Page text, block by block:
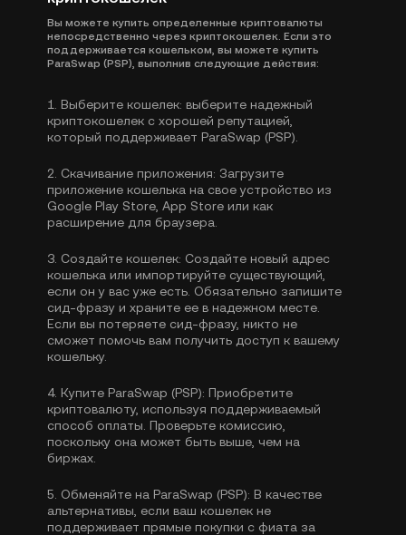
Вы можете купить определенные криптовалюты
непосредственно через криптокошелек. Если это
поддерживается кошельком, вы можете купить
ParaSwap (PSP), выполнив следующие действия:
1. Выберите кошелек: выберите надежный
криптокошелек с хорошей репутацией,
который поддерживает ParaSwap (PSP).
2. Скачивание приложения: Загрузите
приложение кошелька на свое устройство из
Google Play Store, App Store или как
расширение для браузера.
3. Создайте кошелек: Создайте новый адрес
кошелька или импортируйте существующий,
если он у вас уже есть. Обязательно запишите
сид-фразу и храните ее в надежном месте.
Если вы потеряете сид-фразу, никто не
сможет помочь вам получить доступ к вашему
кошельку.
4. Купите ParaSwap (PSP): Приобретите
криптовалюту, используя поддерживаемый
способ оплаты. Проверьте комиссию,
поскольку она может быть выше, чем на
биржах.
5. Обменяйте на ParaSwap (PSP): В качестве
альтернативы, если ваш кошелек не
поддерживает прямые покупки с фиата за